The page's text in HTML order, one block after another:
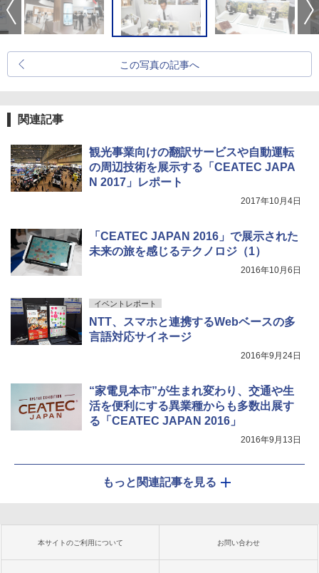
この写真の記事へ
関連記事
観光事業向けの翻訳サービスや自動運転
の周辺技術を展示する「CEATEC JAPA
N 2017」レポート
2017年10月4日
「CEATEC JAPAN 2016」で展示された
未来の旅を感じるテクノロジ（1）
2016年10月6日
イベントレポート
NTT、スマホと連携するWebベースの多
言語対応サイネージ
2016年9月24日
“家電見本市”が生まれ変わり、交通や生
活を便利にする異業種からも多数出展す
る「CEATEC JAPAN 2016」
2016年9月13日
もっと関連記事を見る
本サイトのご利用について お問い合わせ